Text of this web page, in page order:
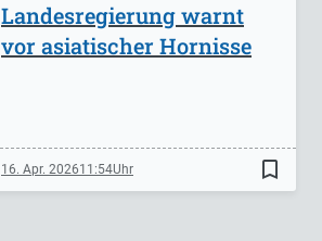
Landesregierung warnt
vor asiatischer Hornisse
16. Apr. 202611:54 bookmark_border